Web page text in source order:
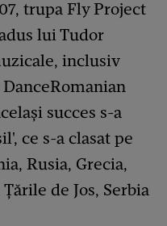
trupa Fly Project
lui Tudor
inclusiv
succes s-a
ce s-a clasat pe
Rusia, Grecia,
de Jos, Serbia